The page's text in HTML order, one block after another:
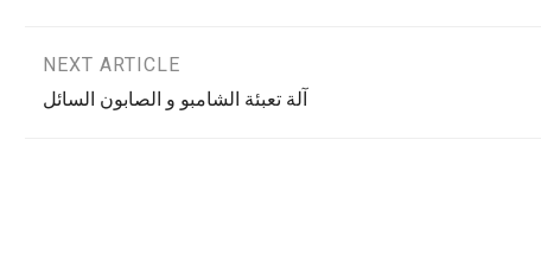
NEXT ARTICLE
آلة تعبئة الشامبو و الصابون السائل